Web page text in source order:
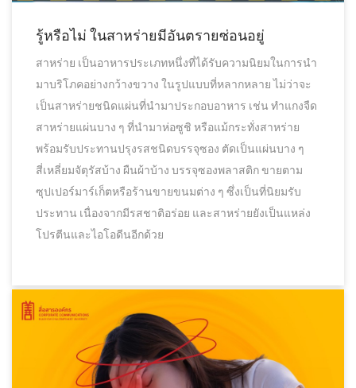
รู้หรือไม่ ในสาหร่ายมีอันตรายซ่อนอยู่
สาหร่าย เป็นอาหารประเภทหนึ่งที่ได้รับความนิยมในการนำ
มาบริโภคอย่างกว้างขวาง ในรูปแบบที่หลากหลาย ไม่ว่าจะ
เป็นสาหร่ายชนิดแผ่นที่นำมาประกอบอาหาร เช่น ทำแกงจืด
สาหร่ายแผ่นบาง ๆ ที่นำมาห่อซูชิ หรือแม้กระทั่งสาหร่าย
พร้อมรับประทานปรุงรสชนิดบรรจุซอง ตัดเป็นแผ่นบาง ๆ
สี่เหลี่ยมจัตุรัสบ้าง ผืนผ้าบ้าง บรรจุซองพลาสติก ขายตาม
ซุปเปอร์มาร์เก็ตหรือร้านขายขนมต่าง ๆ ซึ่งเป็นที่นิยมรับ
ประทาน เนื่องจากมีรสชาติอร่อย และสาหร่ายยังเป็นแหล่ง
โปรตีนและไอโอดีนอีกด้วย